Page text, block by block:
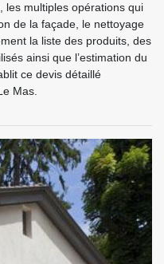
les multiples opérations qui
de la façade, le nettoyage
la liste des produits, des
ainsi que l’estimation du
ce devis détaillé
Mas.